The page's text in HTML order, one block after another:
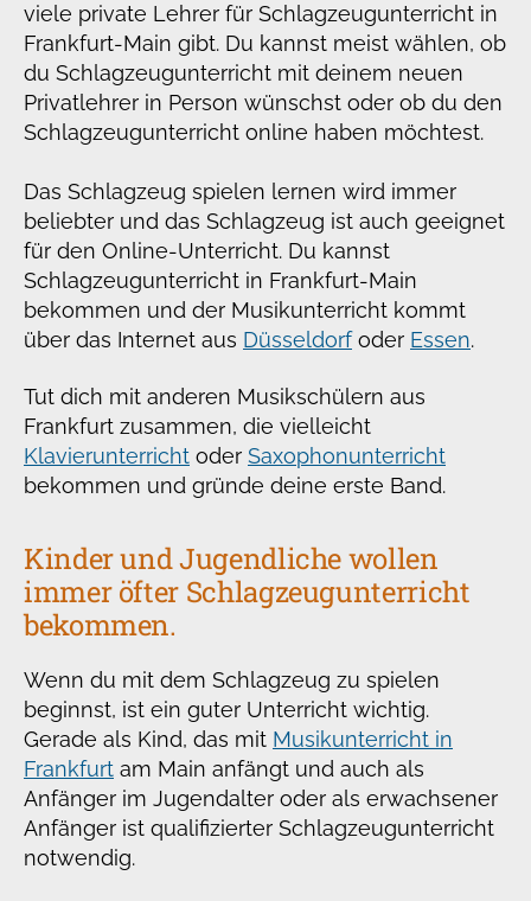
viele private Lehrer für Schlagzeugunterricht in
Frankfurt-Main gibt. Du kannst meist wählen, ob
du Schlagzeugunterricht mit deinem neuen
Privatlehrer in Person wünschst oder ob du den
Schlagzeugunterricht online haben möchtest.
Das Schlagzeug spielen lernen wird immer
beliebter und das Schlagzeug ist auch geeignet
für den Online-Unterricht. Du kannst
Schlagzeugunterricht in Frankfurt-Main
bekommen und der Musikunterricht kommt
über das Internet aus Düsseldorfoder Essen.
Tut dich mit anderen Musikschülern aus
Frankfurt zusammen, die vielleicht
Klavierunterricht oder Saxophonunterricht
bekommen und gründe deine erste Band.
Kinder und Jugendliche wollen
immer öfter Schlagzeugunterricht
bekommen.
Wenn du mit dem Schlagzeug zu spielen
beginnst, ist ein guter Unterricht wichtig.
Gerade als Kind, das mit Musikunterricht in
Frankfurt am Main anfängt und auch als
Anfänger im Jugendalter oder als erwachsener
Anfänger ist qualifizierter Schlagzeugunterricht
notwendig.